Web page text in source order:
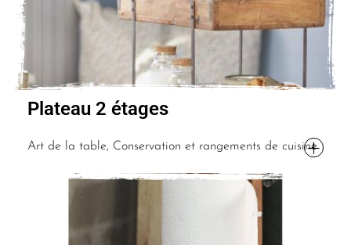
Plateau 2 étages
Art de la table, Conservation et rangements de cuisine